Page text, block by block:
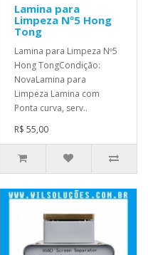
Lamina para
Limpeza Nº5 Hong
Tong
Lamina para Limpeza Nº5
Hong TongCondição:
NovaLamina para
Limpeza Lamina com
Ponta curva, serv..
R$ 55,00